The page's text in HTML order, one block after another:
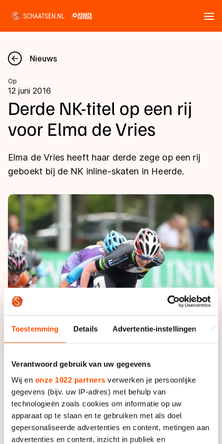
Toestemming Details Advertentie-instellingen
Verantwoord gebruik van uw gegevens
Wij en onze 1022 partners verwerken je persoonlijke
gegevens (bijv. uw IP-adres) met behulp van
technologieën zoals cookies om informatie op uw
apparaat op te slaan en te gebruiken met als doel
gepersonaliseerde advertenties en content, metingen aan
advertenties en content, inzicht in publiek en
Nieuws
Kalender
Disciplines
Langebaan
Inlineskaten
Kunstschaatsen
Schoonrijden
Natuurijs
Uitslagen
Shorttrack
Marathon
Inlineskaten
Kunstschaatsen
Tijden & historie
Ranglijsten Langebaan
Persoonlijke records & tijden
Historie & statistiek
De weg op
Inschrijven wedstrijden
Algemene Nederlandse Schaatstijd
Deze zomer de weg op
Waar kan ik schaatsen en skaten?
Schaatsfans
Alles voor jou als schaatsfan
Evenementen
Tickets
Livestreams
Winacties
Olympische Spelen
Medaille overzicht
Olympische uitslagen
Van Jong tot Goud verhalen
Nieuws
Op
12 juni 2016
Derde NK-titel op een rij
voor Elma de Vries
Elma de Vries heeft haar derde zege op een rij
geboekt bij de NK inline-skaten in Heerde.
Foto: Neeke Smit
De rijdster uit Meppel won zaterdag op de baan de